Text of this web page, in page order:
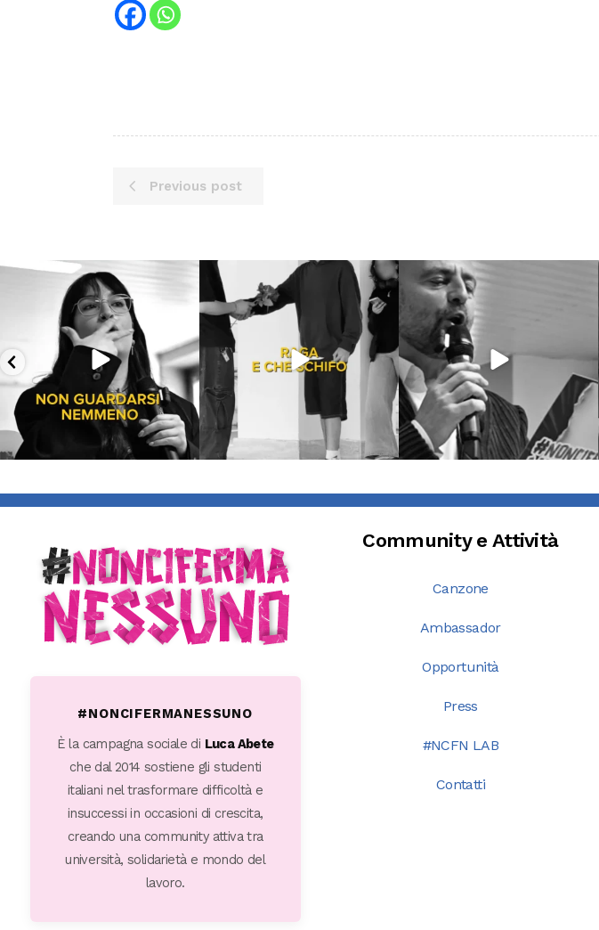
Previous post
Lug 16
53 1
Lug 13
199
#NONCIFERMANESSUNO
È la campagna sociale di Luca Abete
che dal 2014 sostiene gli studenti
italiani nel trasformare difficoltà e
insuccessi in occasioni di crescita,
creando una community attiva tra
università, solidarietà e mondo del
lavoro.
Community e Attività
Canzone
Ambassador
Opportunità
Press
#NCFN LAB
Contatti